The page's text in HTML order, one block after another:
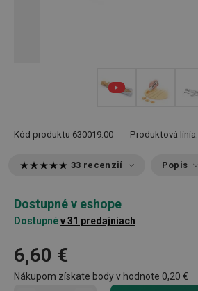
Kód produktu 630019.00 Produktová línia:
33 recenzií Popis
Dostupné v eshope
Dostupnév 31 predajniach
6,60 €
Nákupom získate body v hodnote 0,20 €